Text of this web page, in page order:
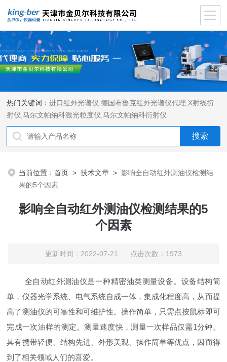
热门关键词：进口红外光谱仪 ,德国布鲁克红外光谱仪代理 X射线衍
射仪 ,马尔文帕纳科激光粒度仪 ,马尔文帕纳科衍射仪
当前位置：首页 >技术文章 >影响全自动红外测油仪检测结
果的5个因素
影响全自动红外测油仪检测结果的5
个因素
更新时间：2022-07-21 点击次数：1973
全自动红外测油仪是一种精密油类测量设备。设备结构简
单，仪器光学系统、电气系统自成一体，集成化程度高，从而提
高了测油仪的可靠性和可维护性。操作简单，只需点按鼠标即可
完成一次油样的测定。测量速度快，测量一次样品仅需1分钟。
具有携带轻便、结构先进、外形美观、操作简单等优点，因而得
到了相关领域人们的喜爱。